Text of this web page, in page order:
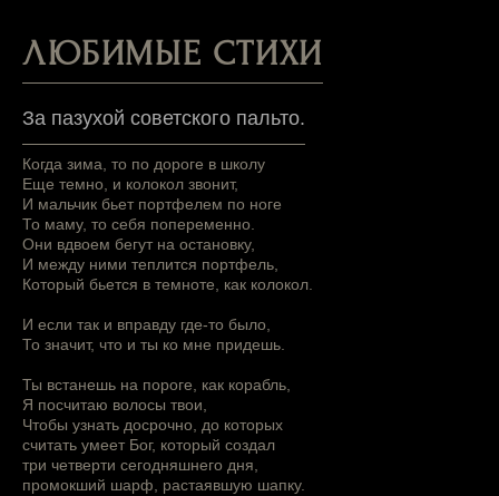
ЛЮБИМЫЕ СТИХИ
За пазухой советского пальто.
Когда зима, то по дороге в школу
Еще темно, и колокол звонит,
И мальчик бьет портфелем по ноге
То маму, то себя попеременно.
Они вдвоем бегут на остановку,
И между ними теплится портфель,
Который бьется в темноте, как колокол.
И если так и вправду где-то было,
То значит, что и ты ко мне придешь.
Ты встанешь на пороге, как корабль,
Я посчитаю волосы твои,
Чтобы узнать досрочно, до которых
считать умеет Бог, который создал
три четверти сегодняшнего дня,
промокший шарф, растаявшую шапку.